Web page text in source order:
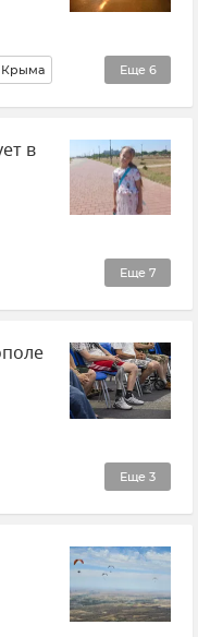
Еще 6
Крыма
мост
пролив
в
Еще 7
Крым
Еще 3